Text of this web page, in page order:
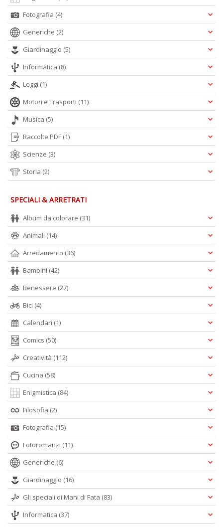
Fotografia (4)
Generiche (2)
Giardinaggio (5)
Informatica (8)
Leggi (1)
Motori e Trasporti (11)
Musica (5)
Raccolte PDF (1)
Scienze (3)
Storia (2)
SPECIALI & ARRETRATI
Album da colorare (31)
Animali (14)
Arredamento (36)
Bambini (42)
Benessere (27)
Bici (4)
Calendari (1)
Comics (50)
Creatività (112)
Cucina (58)
Enigmistica (84)
Filosofia (2)
Fotografia (15)
Fotoromanzi (11)
Generiche (6)
Giardinaggio (16)
Gli speciali di Mani di Fata (83)
Informatica (37)